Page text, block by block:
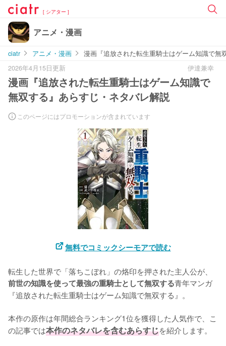
[ シアター ]
アニメ・漫画
ciatr アニメ・漫画
漫画『追放された転生重騎士はゲーム知識で無
2026年4月15日更新
伊達兼幸
漫画『追放された転生重騎士はゲーム知識で
無双する』あらすじ・ネタバレ解説
このページにはプロモーションが含まれています
無料でコミックシーモアで読む
転生した世界で「落ちこぼれ」の烙印を押された主人公が、
前世の知識を使って最強の重騎士として無双する青年マンガ
『追放された転生重騎士はゲーム知識で無双する』。
本作の原作は年間総合ランキング1位を獲得した人気作で、こ
の記事では本作のネタバレを含むあらすじを紹介します。